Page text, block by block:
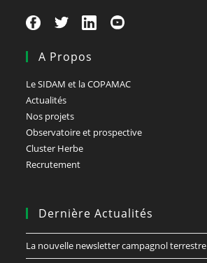
A Propos
Le SIDAM et la COPAMAC
Actualités
Nos projets
Observatoire et prospective
Cluster Herbe
Recrutement
Dernière Actualités
La nouvelle newsletter campagnol terrestre